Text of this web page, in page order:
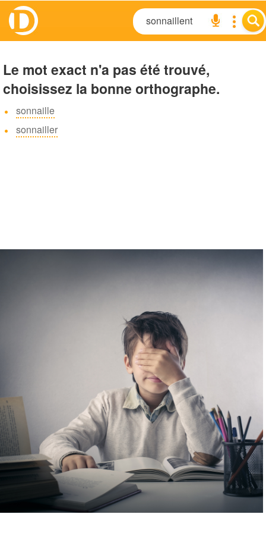
Le mot exact n'a pas été trouvé,
choisissez la bonne orthographe.
sonnaille
sonnailler